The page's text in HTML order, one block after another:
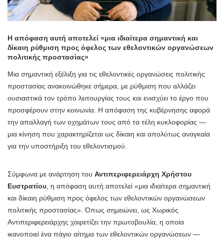
H απόφαση αυτή αποτελεί «μια ιδιαίτερα σημαντική και
δίκαιη ρύθμιση προς όφελος των εθελοντικών οργανώσεων
πολιτικής προστασίας»
Μια σημαντική εξέλιξη για τις εθελοντικές οργανώσεις πολιτικής
προστασίας ανακοινώθηκε σήμερα, με ρύθμιση που αλλάζει
ουσιαστικά τον τρόπο λειτουργίας τους και ενισχύει το έργο που
προσφέρουν στην κοινωνία. Η απόφαση της κυβέρνησης αφορά
την απαλλαγή των οχημάτων τους από τα τέλη κυκλοφορίας —
μια κίνηση που χαρακτηρίζεται ως δίκαιη και απολύτως αναγκαία
για την υποστήριξη του εθελοντισμού.
Σύμφωνα με ανάρτηση του Αντιπεριφερειάρχη Χρήστου
Ευστρατίου , η απόφαση αυτή αποτελεί «μια ιδιαίτερα σημαντική
και δίκαιη ρύθμιση προς όφελος των εθελοντικών οργανώσεων
πολιτικής προστασίας». Όπως σημειώνει, ως Χωρικός
Αντιπεριφερειάρχης χαιρετίζει την πρωτοβουλία, η οποία
ικανοποιεί ένα πάγιο αίτημα των εθελοντικών οργανώσεων —